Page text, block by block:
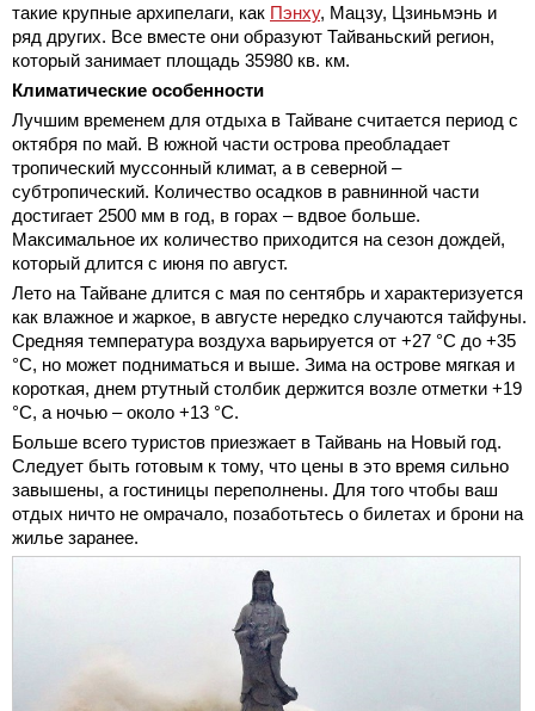
такие крупные архипелаги, как Пэнху, Мацзу, Цзиньмэнь и
ряд других. Все вместе они образуют Тайваньский регион,
который занимает площадь 35980 кв. км.
Климатические особенности
Лучшим временем для отдыха в Тайване считается период с
октября по май. В южной части острова преобладает
тропический муссонный климат, а в северной –
субтропический. Количество осадков в равнинной части
достигает 2500 мм в год, в горах – вдвое больше.
Максимальное их количество приходится на сезон дождей,
который длится с июня по август.
Лето на Тайване длится с мая по сентябрь и характеризуется
как влажное и жаркое, в августе нередко случаются тайфуны.
Средняя температура воздуха варьируется от +27 °С до +35
°С, но может подниматься и выше. Зима на острове мягкая и
короткая, днем ртутный столбик держится возле отметки +19
°С, а ночью – около +13 °С.
Больше всего туристов приезжает в Тайвань на Новый год.
Следует быть готовым к тому, что цены в это время сильно
завышены, а гостиницы переполнены. Для того чтобы ваш
отдых ничто не омрачало, позаботьтесь о билетах и брони на
жилье заранее.